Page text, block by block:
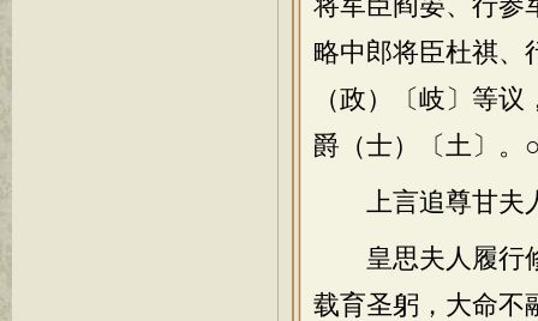
将军臣阎晏、行参
略中郎将臣杜祺、
（政）〔岐〕等
爵（士）〔土〕。
上言追尊甘夫
皇思夫人履行修
载育圣躬，大命不